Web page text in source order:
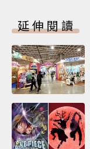
延伸閱讀